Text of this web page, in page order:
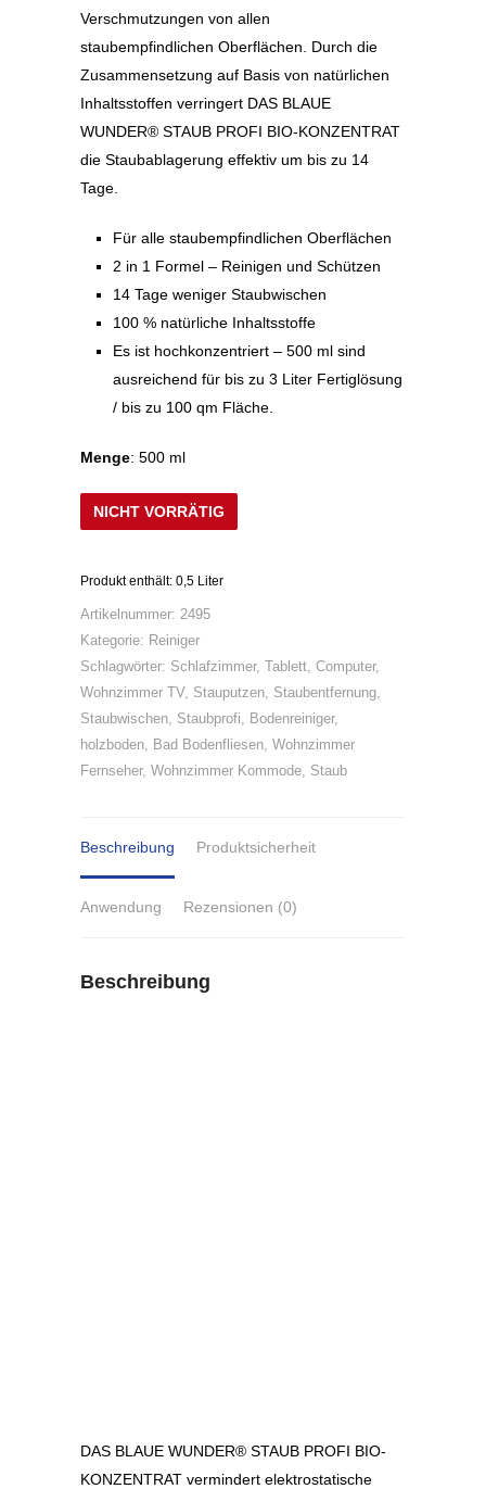
Verschmutzungen von allen
staubempfindlichen Oberflächen. Durch die
Zusammensetzung auf Basis von natürlichen
Inhaltsstoffen verringert DAS BLAUE
WUNDER® STAUB PROFI BIO-KONZENTRAT
die Staubablagerung effektiv um bis zu 14
Tage.
Für alle staubempfindlichen Oberflächen
2 in 1 Formel – Reinigen und Schützen
14 Tage weniger Staubwischen
100 % natürliche Inhaltsstoffe
Es ist hochkonzentriert – 500 ml sind
ausreichend für bis zu 3 Liter Fertiglösung
/ bis zu 100 qm Fläche.
Menge: 500 ml
NICHT VORRÄTIG
Produkt enthält: 0,5 Liter
Artikelnummer: 2495
Kategorie: Reiniger
Schlagwörter: Schlafzimmer, Tablett, Computer,
Wohnzimmer TV, Stauputzen, Staubentfernung,
Staubwischen, Staubprofi, Bodenreiniger,
holzboden, Bad Bodenfliesen, Wohnzimmer
Fernseher, Wohnzimmer Kommode, Staub
Beschreibung Produktsicherheit
Anwendung Rezensionen (0)
Beschreibung
DAS BLAUE WUNDER® STAUB PROFI BIO-
KONZENTRAT vermindert elektrostatische